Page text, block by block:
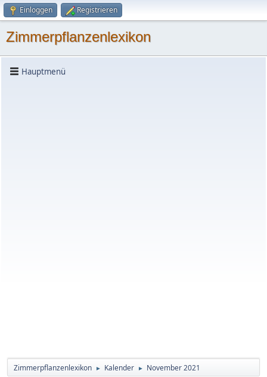
Einloggen Registrieren
Zimmerpflanzenlexikon
Hauptmenü
Zimmerpflanzenlexikon ► Kalender ► November 2021